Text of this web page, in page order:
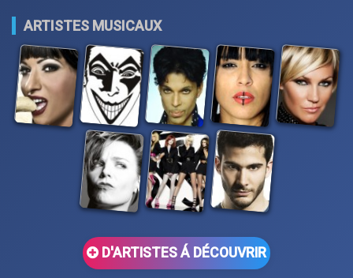
ARTISTES MUSICAUX
D'ARTISTES Á DÉCOUVRIR